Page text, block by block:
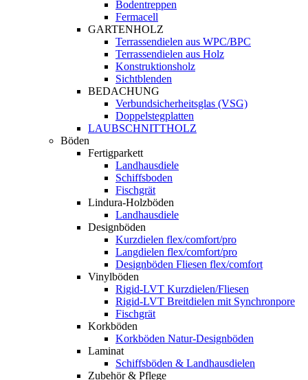
Bodentreppen
Fermacell
GARTENHOLZ
Terrassendielen aus WPC/BPC
Terrassendielen aus Holz
Konstruktionsholz
Sichtblenden
BEDACHUNG
Verbundsicherheitsglas (VSG)
Doppelstegplatten
LAUBSCHNITTHOLZ
Böden
Fertigparkett
Landhausdiele
Schiffsboden
Fischgrät
Lindura-Holzböden
Landhausdiele
Designböden
Kurzdielen flex/comfort/pro
Langdielen flex/comfort/pro
Designböden Fliesen flex/comfort
Vinylböden
Rigid-LVT Kurzdielen/Fliesen
Rigid-LVT Breitdielen mit Synchronpore
Fischgrät
Korkböden
Korkböden Natur-Designböden
Laminat
Schiffsböden & Landhausdielen
Zubehör & Pflege